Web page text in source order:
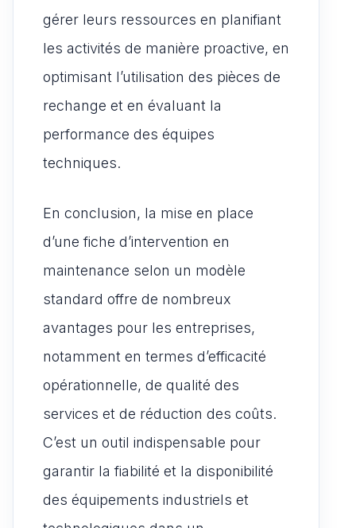
gérer leurs ressources en planifiant
les activités de manière proactive, en
optimisant l’utilisation des pièces de
rechange et en évaluant la
performance des équipes
techniques.
En conclusion, la mise en place
d’une fiche d’intervention en
maintenance selon un modèle
standard offre de nombreux
avantages pour les entreprises,
notamment en termes d’efficacité
opérationnelle, de qualité des
services et de réduction des coûts.
C’est un outil indispensable pour
garantir la fiabilité et la disponibilité
des équipements industriels et